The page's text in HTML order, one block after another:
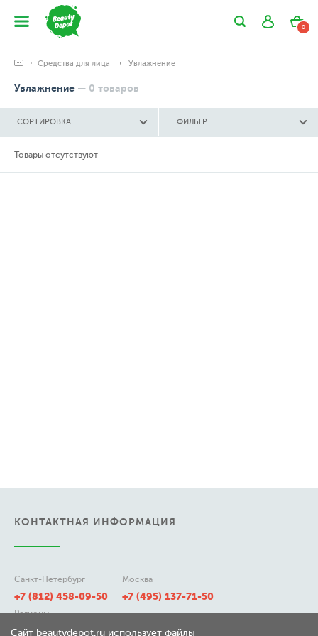
0
Средства для лица Увлажнение
Увлажнение — 0 товаров
СОРТИРОВКА ФИЛЬТР
Товары отсутствуют
КОНТАКТНАЯ ИНФОРМАЦИЯ
Санкт-Петербург
+7 (812) 458-09-50
Москва
+7 (495) 137-71-50
Регионы
8 (800) 511-21-50
Сайт beautydepot.ru использует файлы